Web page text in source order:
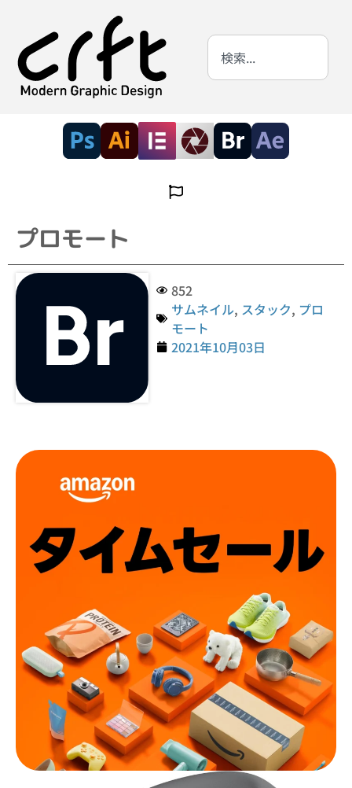
プロモート
852
サムネイル, スタック, プロ
モート
2021年10月03日